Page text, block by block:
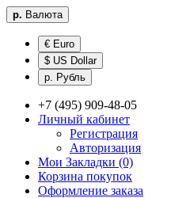
р. Валюта
€ Euro
$ US Dollar
р. Рубль
+7 (495) 909-48-05
Личный кабинет
Регистрация
Авторизация
Мои Закладки (0)
Корзина покупок
Оформление заказа